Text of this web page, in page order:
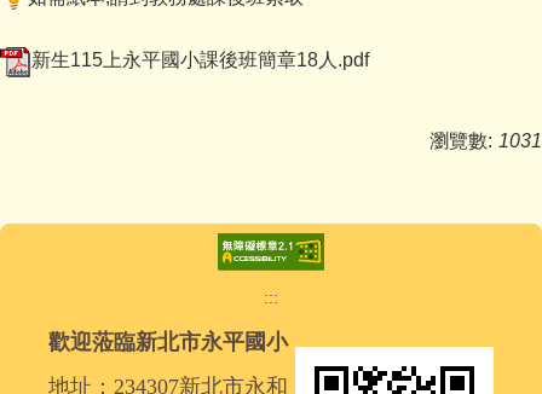
新生115上永平國小課後班簡章18人.pdf
瀏覽數: 1031
:::
歡迎蒞臨新北市永平國小
地址：234307新北市永和